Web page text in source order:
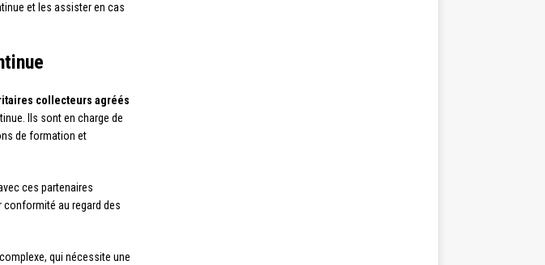
et les assister en cas
collecteurs agréés
Ils sont en charge de
de formation et
ces partenaires
conformité au regard des
qui nécessite une